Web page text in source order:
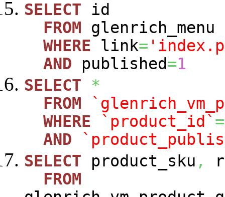
SELECT id
FROM glenrich_menu
WHERE link=
AND published=1
SELECT
*
FROM
WHERE
`product_id` =
AND
SELECT product_sku ,
FROM